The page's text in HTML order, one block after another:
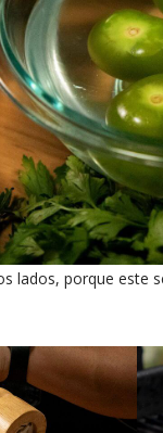
lados, porque este